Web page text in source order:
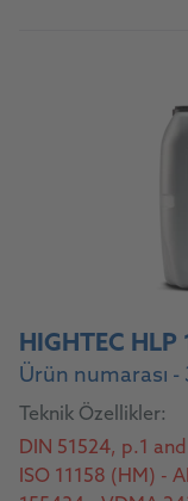
HIGHTEC HLP
Ürün numarası -
Teknik Özellikler:
DIN 51524, p.1
ISO 11158 (HM) -